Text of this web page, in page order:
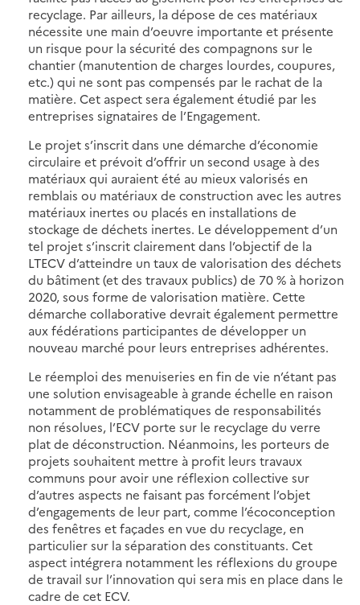
recyclage. Par ailleurs, la dépose de ces matériaux
nécessite une main d’oeuvre importante et présente
un risque pour la sécurité des compagnons sur le
chantier (manutention de charges lourdes, coupures,
etc.) qui ne sont pas compensés par le rachat de la
matière. Cet aspect sera également étudié par les
entreprises signataires de l’Engagement.
Le projet s’inscrit dans une démarche d’économie
circulaire et prévoit d’offrir un second usage à des
matériaux qui auraient été au mieux valorisés en
remblais ou matériaux de construction avec les autres
matériaux inertes ou placés en installations de
stockage de déchets inertes. Le développement d’un
tel projet s’inscrit clairement dans l’objectif de la
LTECV d’atteindre un taux de valorisation des déchets
du bâtiment (et des travaux publics) de 70 % à horizon
2020, sous forme de valorisation matière. Cette
démarche collaborative devrait également permettre
aux fédérations participantes de développer un
nouveau marché pour leurs entreprises adhérentes.
Le réemploi des menuiseries en fin de vie n’étant pas
une solution envisageable à grande échelle en raison
notamment de problématiques de responsabilités
non résolues, l’ECV porte sur le recyclage du verre
plat de déconstruction. Néanmoins, les porteurs de
projets souhaitent mettre à profit leurs travaux
communs pour avoir une réflexion collective sur
d’autres aspects ne faisant pas forcément l’objet
d’engagements de leur part, comme l’écoconception
des fenêtres et façades en vue du recyclage, en
particulier sur la séparation des constituants. Cet
aspect intégrera notamment les réflexions du groupe
de travail sur l’innovation qui sera mis en place dans le
cadre de cet ECV.